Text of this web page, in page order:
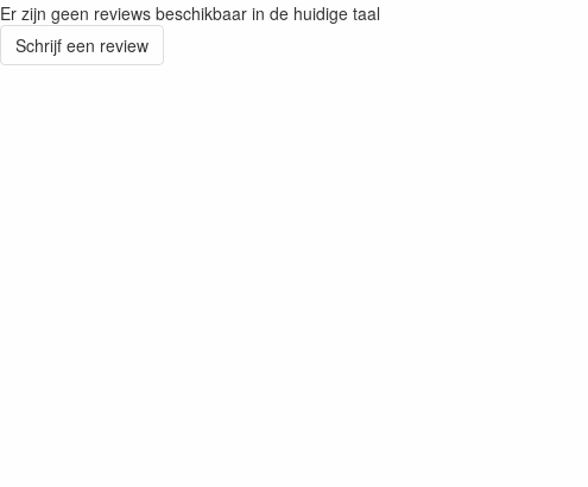
Er zijn geen reviews beschikbaar in de huidige taal
Schrijf een review